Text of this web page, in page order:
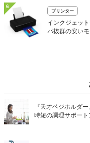
6
プリンター
インクジェッ
パ抜群の安い
『天才ベジホルダ
時短の調理サポート